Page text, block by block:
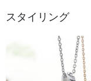
スタイリング